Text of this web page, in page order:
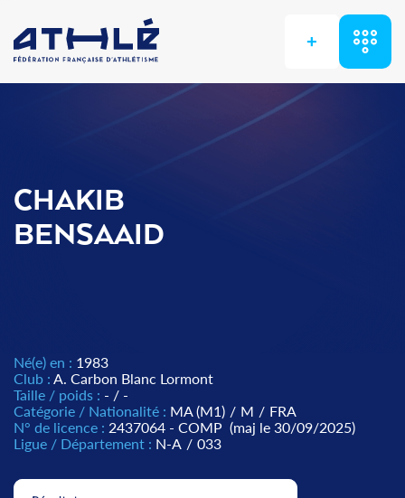
+
CHAKIB
BENSAAID
Né(e) en : 1983
Club : A. Carbon Blanc Lormont
Taille / poids : - / -
Catégorie / Nationalité : MA (M1) / M / FRA
N° de licence : 2437064 - COMP (maj le 30/09/2025)
Ligue / Département : N-A / 033